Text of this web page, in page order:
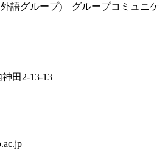
語グループ) グループコミュニケ
田2-13-13